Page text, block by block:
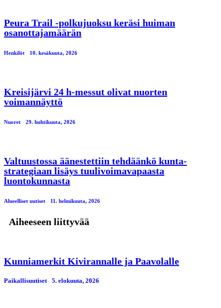
Peura Trail -polkujuoksu keräsi huiman
osanottajamäärän
Henkilöt 10. kesäkuuta, 2026
Kreisijärvi 24 h-messut olivat nuorten
voimannäyttö
Nuoret 29. huhtikuuta, 2026
Valtuustossa äänestettiin tehdäänkö kunta-
strategiaan lisäys tuulivoimavapaasta
luontokunnasta
Alueelliset uutiset 11. helmikuuta, 2026
Aiheeseen liittyvää
Kunniamerkit Kivirannalle ja Paavolalle
Paikallisuutiset 5. elokuuta, 2026